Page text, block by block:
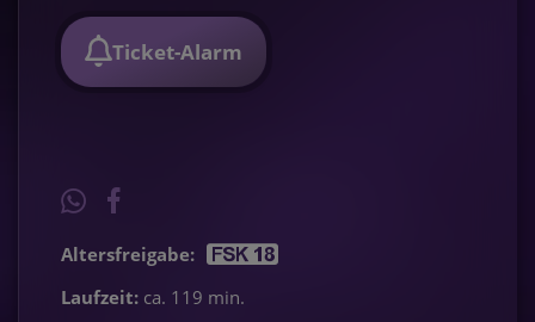
Ticket-Alarm
Altersfreigabe:
Laufzeit: ca. 119 min.